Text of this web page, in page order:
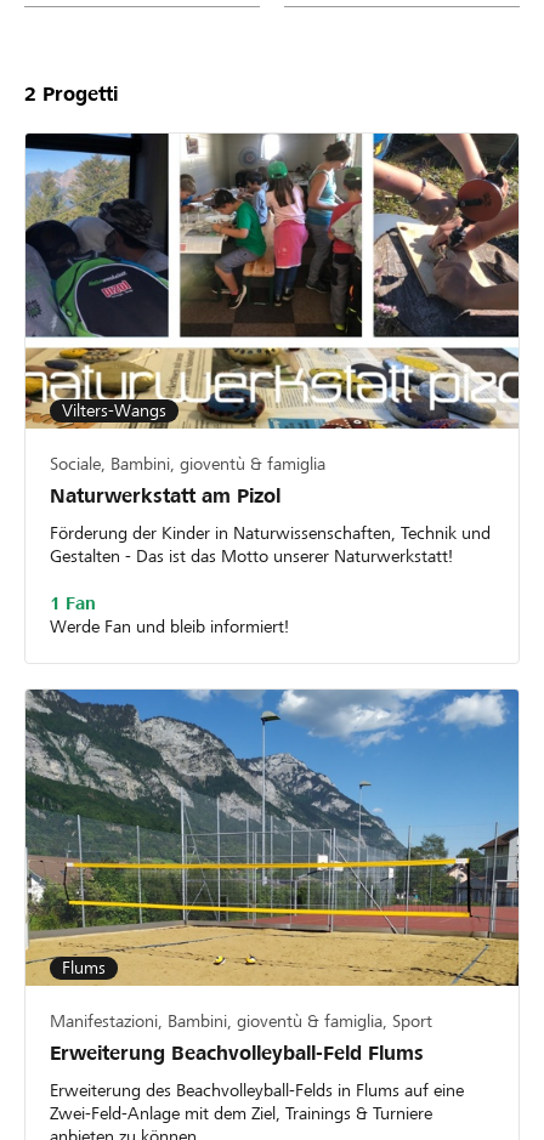
2 Progetti
Vilters-Wangs
Sociale, Bambini, gioventù & famiglia
Naturwerkstatt am Pizol
Förderung der Kinder in Naturwissenschaften, Technik und
Gestalten - Das ist das Motto unserer Naturwerkstatt!
1 Fan
Werde Fan und bleib informiert!
Flums
Manifestazioni, Bambini, gioventù & famiglia, Sport
Erweiterung Beachvolleyball-Feld Flums
Erweiterung des Beachvolleyball-Felds in Flums auf eine
Zwei-Feld-Anlage mit dem Ziel, Trainings & Turniere